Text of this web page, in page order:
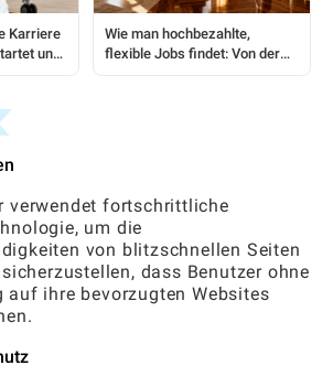
Karriere
und
Wie man hochbezahlte,
flexible Jobs findet: Von der
verwendet fortschrittliche
um die
von blitzschnellen Seiten
dass Benutzer ohne
auf ihre bevorzugten Websites